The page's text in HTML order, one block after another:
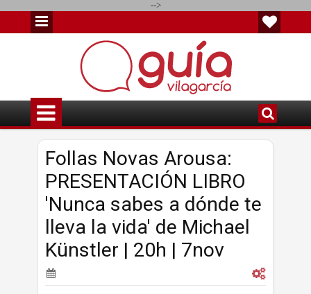
-->
Follas Novas Arousa:
PRESENTACIÓN LIBRO
'Nunca sabes a dónde te
lleva la vida' de Michael
Künstler | 20h | 7nov